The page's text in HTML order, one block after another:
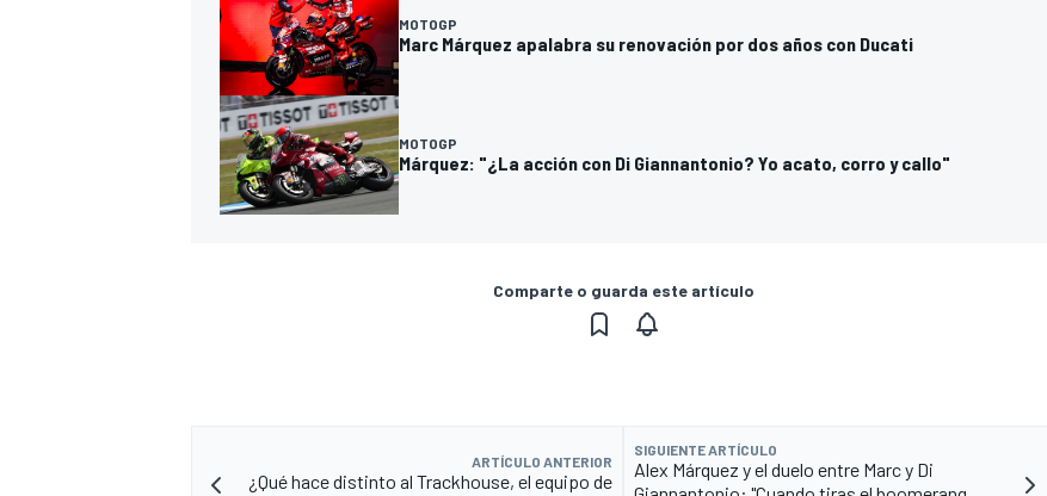
MOTOGP
Marc Márquez apalabra su renovación por dos años con Ducati
MOTOGP
Márquez: "¿La acción con Di Giannantonio? Yo acato, corro y callo"
Comparte o guarda este artículo
ARTÍCULO ANTERIOR
¿Qué hace distinto al Trackhouse, el equipo de
SIGUIENTE ARTÍCULO
Alex Márquez y el duelo entre Marc y Di